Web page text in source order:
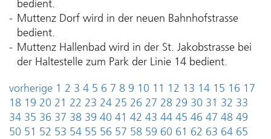
bedient.
Muttenz Dorf wird in der neuen Bahnhofstrasse
bedient.
Muttenz Hallenbad wird in der St. Jakobstrasse bei
der Haltestelle zum Park der Linie 14 bedient.
vorherige 1 2 3 4 5 6 7 8 9 10 11 12 13 14 15 16 17
18 19 20 21 22 23 24 25 26 27 28 29 30 31 32 33
34 35 36 37 38 39 40 41 42 43 44 45 46 47 48 49
50 51 52 53 54 55 56 57 58 59 60 61 62 63 64 65